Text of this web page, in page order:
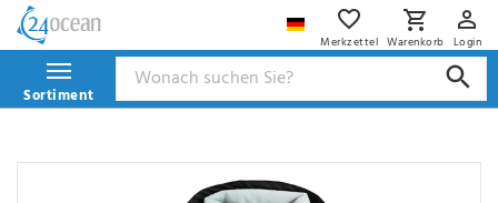
Merkzettel Warenkorb Login
Sortiment